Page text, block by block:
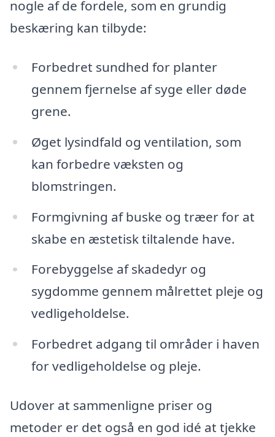
nogle af de fordele, som en grundig
beskæring kan tilbyde:
Forbedret sundhed for planter
gennem fjernelse af syge eller døde
grene.
Øget lysindfald og ventilation, som
kan forbedre væksten og
blomstringen.
Formgivning af buske og træer for at
skabe en æstetisk tiltalende have.
Forebyggelse af skadedyr og
sygdomme gennem målrettet pleje og
vedligeholdelse.
Forbedret adgang til områder i haven
for vedligeholdelse og pleje.
Udover at sammenligne priser og
metoder er det også en god idé at tjekke